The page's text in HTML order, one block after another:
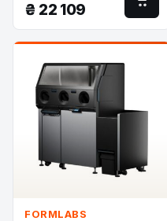
₴ 22 109
FORMLABS